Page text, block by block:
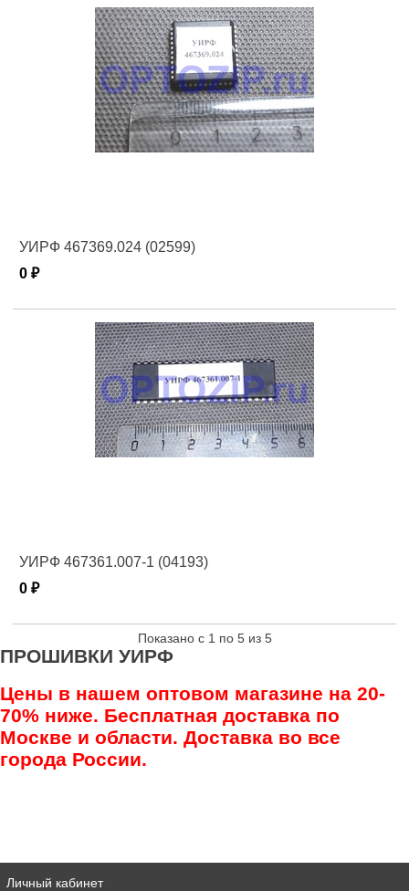
УИРФ 467369.024 (02599)
0 ₽
УИРФ 467361.007-1 (04193)
0 ₽
Показано с 1 по 5 из 5
ПРОШИВКИ УИРФ
Цены в нашем оптовом магазине на 20-
70% ниже. Бесплатная доставка по
Москве и области. Доставка во все
города России.
Личный кабинет